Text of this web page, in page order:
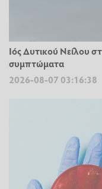
Ιός Δυτικού Νείλου
συμπτώματα
2026-08-07 03:16:38